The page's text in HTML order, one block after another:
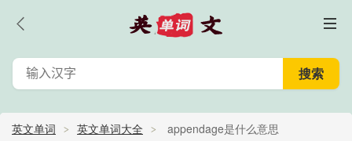
英文单词 英文单词大全 appendage是什么意思